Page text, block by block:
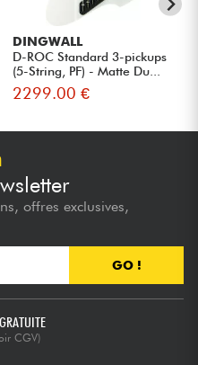
DINGWALL
D-ROC Standard 3-pickups
(5-String, PF) - Matte Du...
2299.00 €
offres exclusives,
GO !
CGV)